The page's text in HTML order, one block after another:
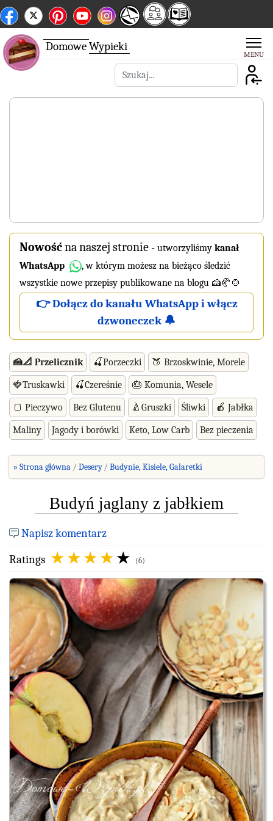
DomoweWypieki
Szukaj
Nowośćna naszej stronie - utworzyliśmy kanał
WhatsApp
, w którym możesz na bieżąco śledzić
wszystkie nowe przepisy publikowane na blogu 🍰🥐🍲
👉 Dołącz do kanału WhatsApp i włącz
dzwoneczek 🔔
🍰📐 Przelicznik 🍒Porzeczki 🍑 Brzoskwinie, Morele
🍓Truskawki 🍒Czereśnie 🎂 Komunia, Wesele
🍞 Pieczywo Bez Glutenu 🍐Gruszki Śliwki 🍎 Jabłka
Maliny Jagody i borówki Keto, Low Carb Bez pieczenia
» Strona główna Desery Budynie, Kisiele, Galaretki
Budyń jaglany z jabłkiem
Napisz komentarz
Ratings
(6)